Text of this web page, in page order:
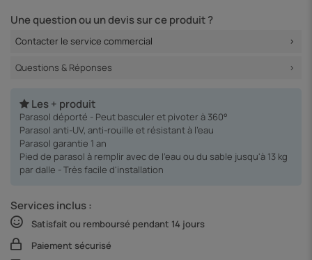
Une question ou un devis sur ce produit ?
Contacter le service commercial
Questions & Réponses
Les + produit
Parasol déporté - Peut basculer et pivoter à 360°
Parasol anti-UV, anti-rouille et résistant à l'eau
Parasol garantie 1 an
Pied de parasol à remplir avec de l'eau ou du sable jusqu'à 13 kg
par dalle - Très facile d'installation
Services inclus :
Satisfait ou remboursé pendant 14 jours
Paiement sécurisé